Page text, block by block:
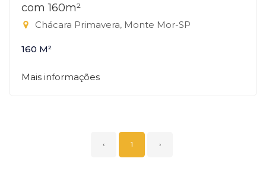
com 160m²
Chácara Primavera, Monte Mor-SP
160 M²
Mais informações
‹ 1 ›